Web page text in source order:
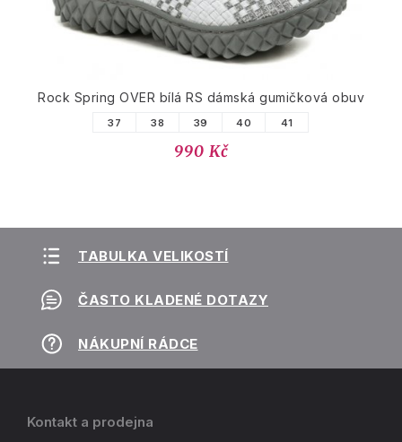
Rock Spring OVER bílá RS dámská gumičková obuv
37 38 39 40 41
990 Kč
TABULKA VELIKOSTÍ
ČASTO KLADENÉ DOTAZY
NÁKUPNÍ RÁDCE
Kontakt a prodejna